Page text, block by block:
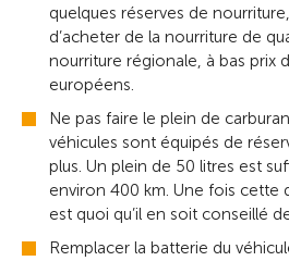
quelques réserves de
d’acheter de la nourriture de
nourriture régionale, à bas prix
européens.
Ne pas faire le plein de
véhicules sont équipés de
plus. Un plein de 50 litres est
environ 400 km. Une fois cette
est quoi qu’il en soit conseillé
Remplacer la batterie du